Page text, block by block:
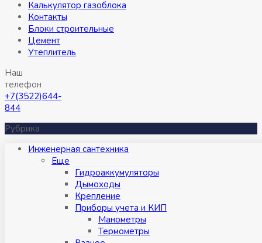
Калькулятор газоблока
Контакты
Блоки строительные
Цемент
Утеплитель
Наш
телефон
+7(3522)644-
844
Рубрика
Инженерная сантехника
Eще
Гидроаккумуляторы
Дымоходы
Крепление
Приборы учета и КИП
Манометры
Термометры